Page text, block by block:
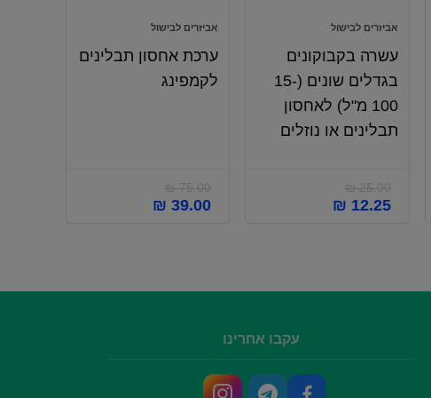
אביזרים לבישול
עשרה בקבוקונים
בגדלים שונים (15-
100 מ"ל) לאחסון
תבלינים או נוזלים
₪25.00
₪ 12.25
אביזרים לבישול
ערכת אחסון תבלינים
לקמפינג
₪75.00
₪ 39.00
עקבו אחרינו